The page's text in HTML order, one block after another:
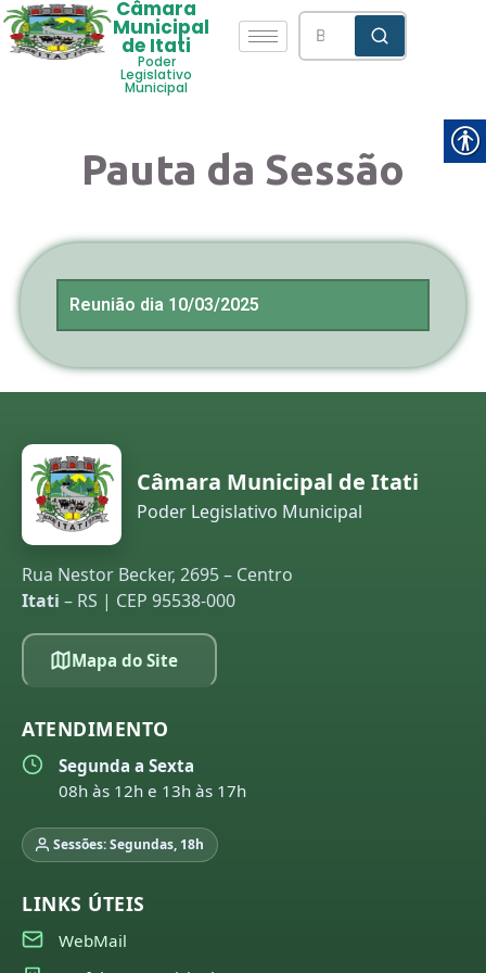
Câmara
Municipal
de Itati
Poder
Legislativo
Municipal
Pauta da Sessão
Reunião dia 10/03/2025
Câmara Municipal de Itati
Poder Legislativo Municipal
Rua Nestor Becker, 2695 – Centro
Itati – RS | CEP 95538-000
Mapa do Site
ATENDIMENTO
Segunda a Sexta
08h às 12h e 13h às 17h
Sessões: Segundas, 18h
LINKS ÚTEIS
WebMail